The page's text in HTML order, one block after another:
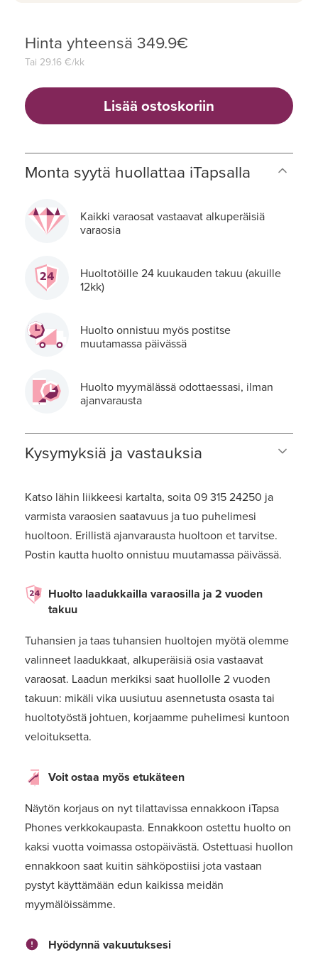
Hinta yhteensä 349.9€
Tai 29.16 €/kk
Lisää ostoskoriin
Monta syytä huollattaa iTapsalla
Kaikki varaosat vastaavat alkuperäisiä
varaosia
Huoltotöille 24 kuukauden takuu (akuille
12kk)
Huolto onnistuu myös postitse
muutamassa päivässä
Huolto myymälässä odottaessasi, ilman
ajanvarausta
Kysymyksiä ja vastauksia
Katso lähin liikkeesi kartalta, soita 09 315 24250 ja
varmista varaosien saatavuus ja tuo puhelimesi
huoltoon. Erillistä ajanvarausta huoltoon et tarvitse.
Postin kautta huolto onnistuu muutamassa päivässä.
Huolto laadukkailla varaosilla ja 2 vuoden
takuu
Tuhansien ja taas tuhansien huoltojen myötä olemme
valinneet laadukkaat, alkuperäisiä osia vastaavat
varaosat. Laadun merkiksi saat huollolle 2 vuoden
takuun: mikäli vika uusiutuu asennetusta osasta tai
huoltotyöstä johtuen, korjaamme puhelimesi kuntoon
veloituksetta.
Voit ostaa myös etukäteen
Näytön korjaus on nyt tilattavissa ennakkoon iTapsa
Phones verkkokaupasta. Ennakkoon ostettu huolto on
kaksi vuotta voimassa ostopäivästä. Ostettuasi huollon
ennakkoon saat kuitin sähköpostiisi jota vastaan
pystyt käyttämään edun kaikissa meidän
myymälöissämme.
Hyödynnä vakuutuksesi